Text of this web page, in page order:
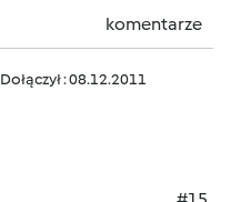
komentarze
Dołączył : 08.12.2011